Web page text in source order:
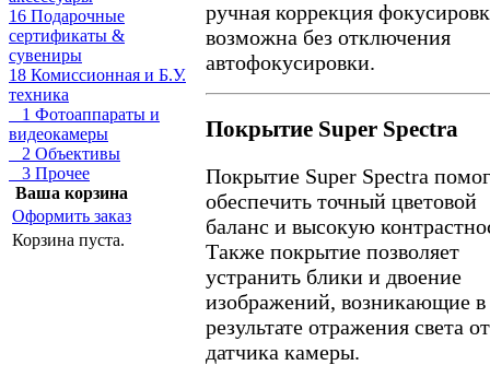
16 Подарочные
сертификаты &
сувениры
18 Комиссионная и Б.У.
техника
1 Фотоаппараты и
видеокамеры
2 Объективы
3 Прочее
Ваша корзина
Оформить заказ
Корзина пуста.
ручная коррекция
возможна без отключения
автофокусировки.
Покрытие Super Spectra
Покрытие Super Spectra
обеспечить точный цветовой
баланс и высокую
Также покрытие позволяет
устранить блики и двоение
изображений, возникающие в
результате отражения света от
датчика камеры.